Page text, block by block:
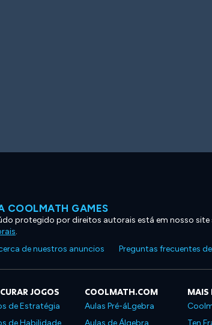
COOLMATH GAMES
protegido por direitos autorais está em nosso site
.
de nuestros anuncios Preguntas frecuentes
JOGOS
de Estratégia
de Habilidade
COOLMATH.COM
Aulas Pré-áLgebra
Aulas de Álgebra
MAIS
Ten